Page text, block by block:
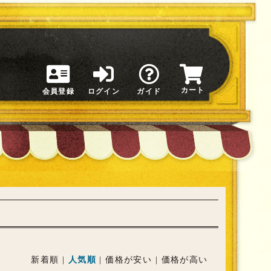
会員登録 ログイン ガイド カート
新着順 人気順 |価格が安い 価格が高い